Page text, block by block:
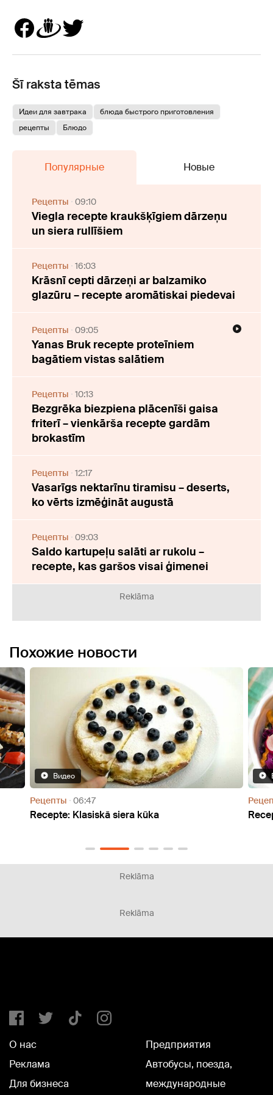
Šī raksta tēmas
Идеи для завтрака
блюда быстрого приготовления
рецепты
Блюдо
Популярные Новые
Рецепты 09:10
Viegla recepte kraukšķīgiem dārzeņu
un siera rullīšiem
Рецепты 16:03
Krāsnī cepti dārzeņi ar balzamiko
glazūru – recepte aromātiskai piedevai
Рецепты 09:05
Yanas Bruk recepte proteīniem
bagātiem vistas salātiem
Рецепты 10:13
Bezgrēka biezpiena plācenīši gaisa
friterī – vienkārša recepte gardām
brokastīm
Рецепты 12:17
Vasarīgs nektarīnu tiramisu – deserts,
ko vērts izmēģināt augustā
Рецепты 09:03
Saldo kartupeļu salāti ar rukolu –
recepte, kas garšos visai ģimenei
Reklāma
Похожие новости
Видео
Рецепты 06:57
Receptes gardiem vasaras salātiem
Reklāma
Reklāma
О нас
Реклама
Для бизнеса
Предприятия
Автобусы, поезда,
международные